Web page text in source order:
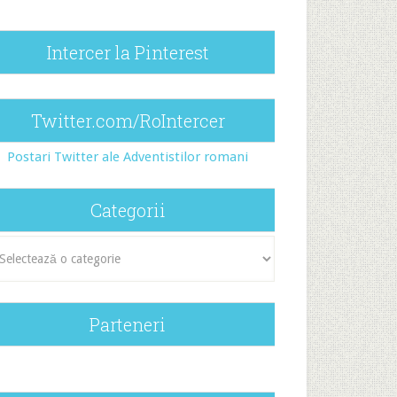
Intercer la Pinterest
Twitter.com/RoIntercer
Postari Twitter ale Adventistilor romani
Categorii
Parteneri